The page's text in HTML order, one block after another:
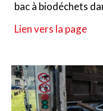
bac à biodéchets
Lien vers la page